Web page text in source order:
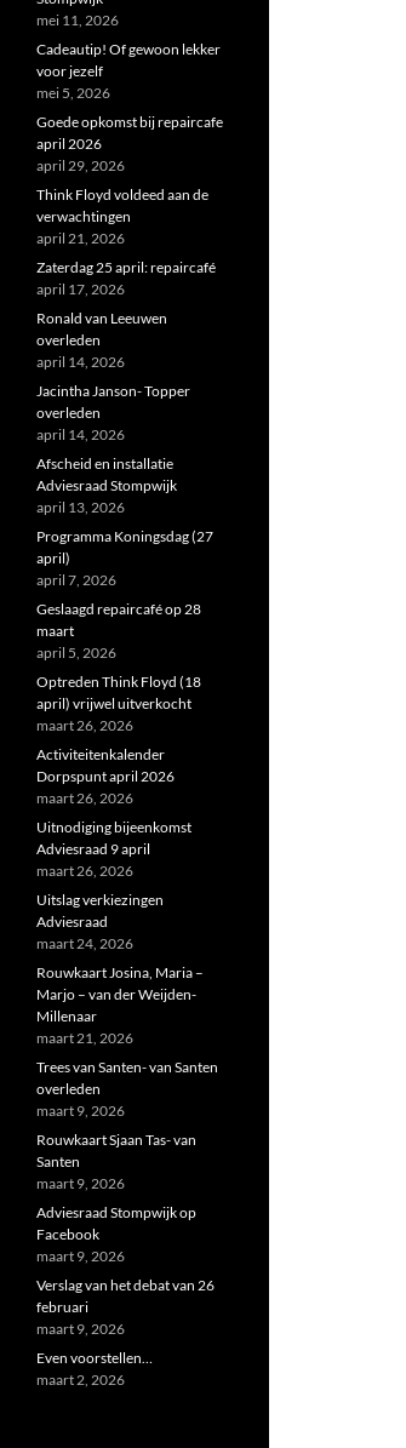
mei 11, 2026
Cadeautip! Of gewoon lekker
voor jezelf
mei 5, 2026
Goede opkomst bij repaircafe
april 2026
april 29, 2026
Think Floyd voldeed aan de
verwachtingen
april 21, 2026
Zaterdag 25 april: repaircafé
april 17, 2026
Ronald van Leeuwen
overleden
april 14, 2026
Jacintha Janson- Topper
overleden
april 14, 2026
Afscheid en installatie
Adviesraad Stompwijk
april 13, 2026
Programma Koningsdag (27
april)
april 7, 2026
Geslaagd repaircafé op 28
maart
april 5, 2026
Optreden Think Floyd (18
april) vrijwel uitverkocht
maart 26, 2026
Activiteitenkalender
Dorpspunt april 2026
maart 26, 2026
Uitnodiging bijeenkomst
Adviesraad 9 april
maart 26, 2026
Uitslag verkiezingen
Adviesraad
maart 24, 2026
Rouwkaart Josina, Maria –
Marjo – van der Weijden-
Millenaar
maart 21, 2026
Trees van Santen- van Santen
overleden
maart 9, 2026
Rouwkaart Sjaan Tas- van
Santen
maart 9, 2026
Adviesraad Stompwijk op
Facebook
maart 9, 2026
Verslag van het debat van 26
februari
maart 9, 2026
Even voorstellen…
maart 2, 2026